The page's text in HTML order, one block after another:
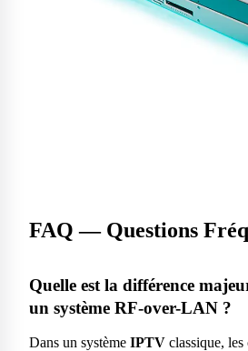
FAQ — Questions
Quelle est la différence
un système RF-over-LAN ?
Dans un système IPTV classique,